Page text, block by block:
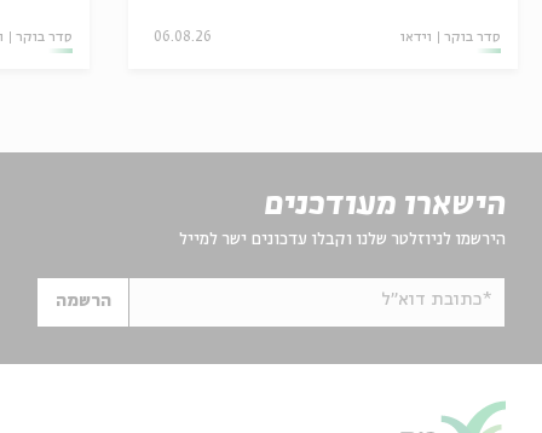
סדר בוקר וידאו 06.08.26 סדר בוקר
הישארו מעודכנים
הירשמו לניוזלטר שלנו וקבלו עדכונים ישר למייל
*כתובת דוא"ל הרשמה